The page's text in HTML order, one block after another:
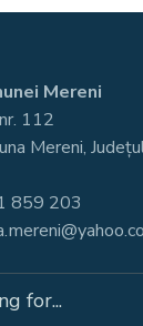
Mereni
112
Mereni,
859 203